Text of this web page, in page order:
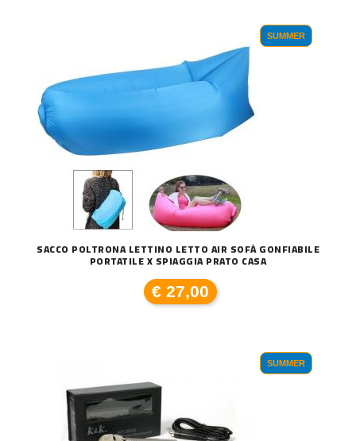
SUMMER
SACCO POLTRONA LETTINO LETTO AIR SOFÀ GONFIABILE
PORTATILE X SPIAGGIA PRATO CASA
€ 27,00
SUMMER